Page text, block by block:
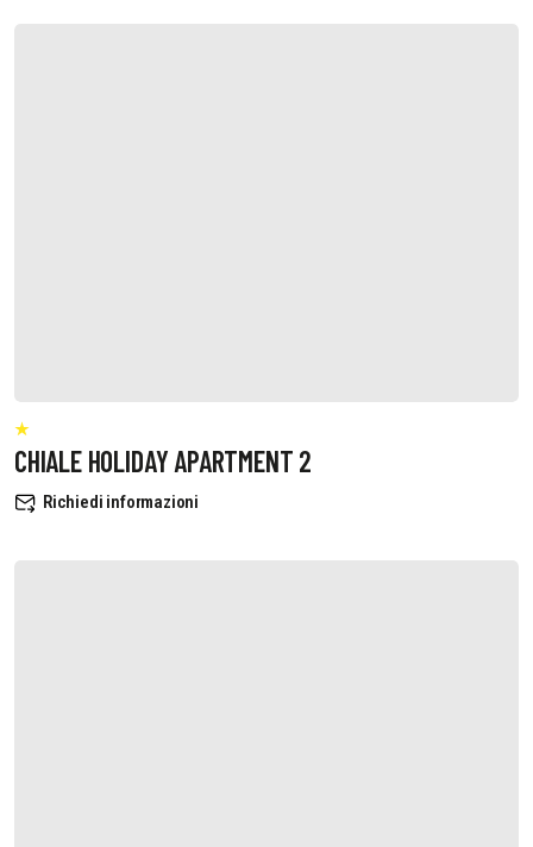
CHIALE HOLIDAY APARTMENT 2
Richiedi informazioni